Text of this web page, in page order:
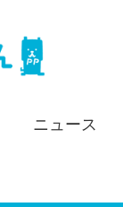
ニュース